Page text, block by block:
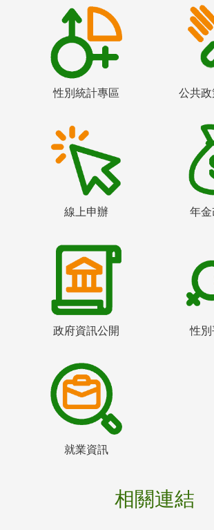
性別統計專區 公共
線上申辦 年金
政府資訊公開 性別
就業資訊
相關連結